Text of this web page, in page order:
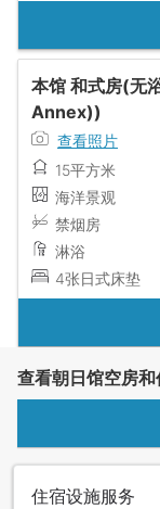
本馆 和式房(
Annex))
查看照片
15平方米
海洋景观
禁烟房
淋浴
4张日式床垫
查看朝日馆空房和
住宿设施服务